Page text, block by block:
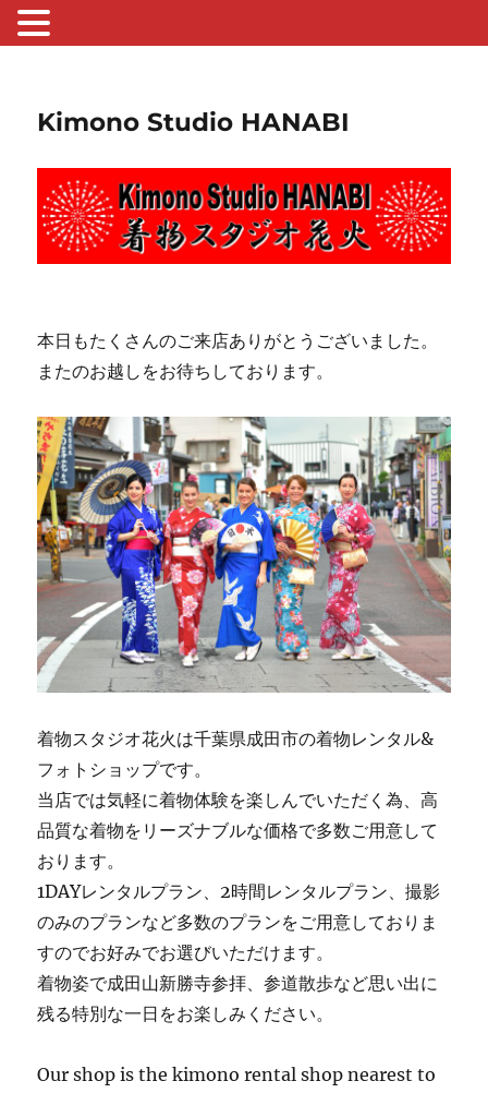
Kimono Studio HANABI
本日もたくさんのご来店ありがとうございました。
またのお越しをお待ちしております。
着物スタジオ花火は千葉県成田市の着物レンタル&
フォトショップです。
当店では気軽に着物体験を楽しんでいただく為、高
品質な着物をリーズナブルな価格で多数ご用意して
おります。
1DAYレンタルプラン、2時間レンタルプラン、撮影
のみのプランなど多数のプランをご用意しておりま
すのでお好みでお選びいただけます。
着物姿で成田山新勝寺参拝、参道散歩など思い出に
残る特別な一日をお楽しみください。
Our shop is the kimono rental shop nearest to